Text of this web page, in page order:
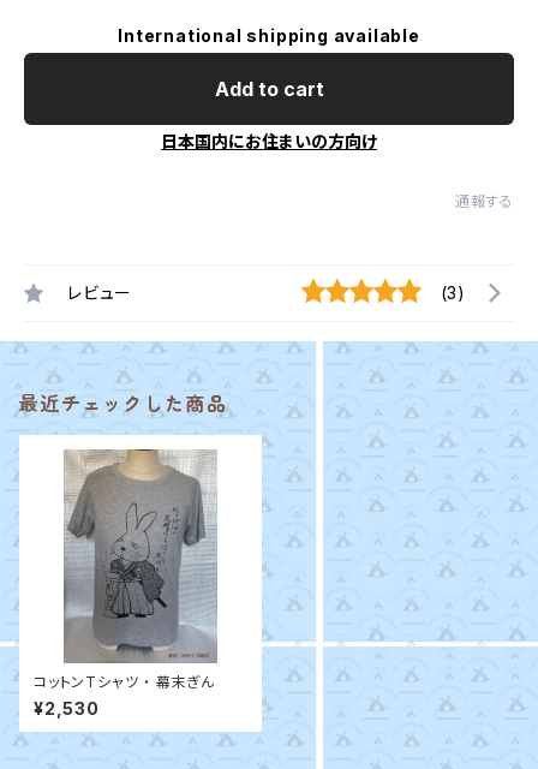
International shipping available
Add to cart
日本国内にお住まいの方向け
通報する
レビュー (3)
最近チェックした商品
コットンTシャツ ・ 幕末ぎん
¥2,530